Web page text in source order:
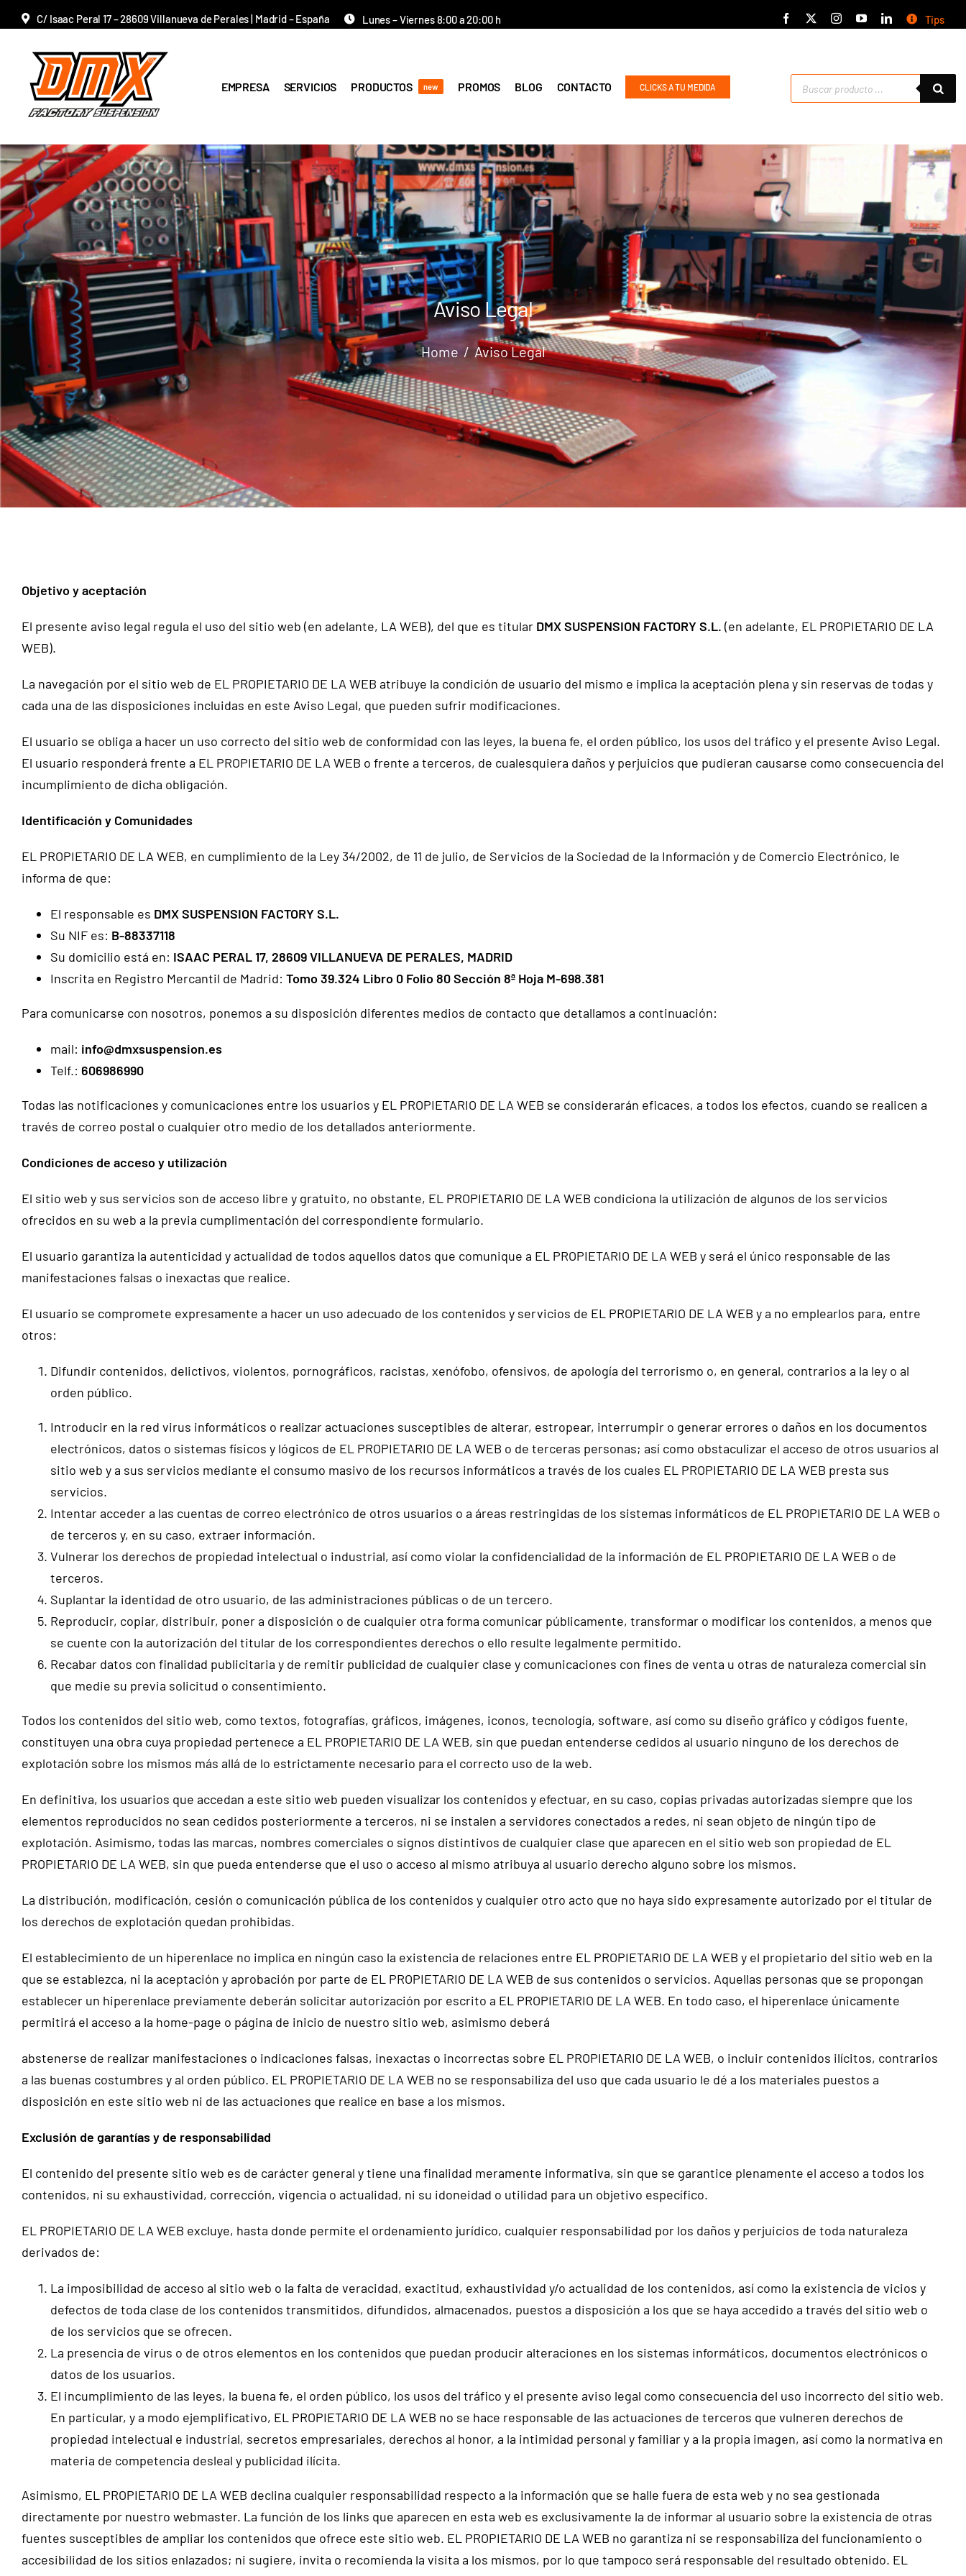
Saltar
al
contenido
C/ Isaac Peral 17 – 28609 Villanueva de Perales | Madrid – España Lunes – Viernes 8:00 a 20:00 h Tips
EMPRESA SERVICIOS PRODUCTOS new PROMOS BLOG CONTACTO CLICKS A TU MEDIDA
Búsqueda
de
productos
Aviso Legal
Home Aviso Legal
Objetivo y aceptación
El presente aviso legal regula el uso del sitio web (en adelante, LA WEB), del que es titular DMX SUSPENSION FACTORY S.L. (en adelante, EL PROPIETARIO DE LA
WEB).
La navegación por el sitio web de EL PROPIETARIO DE LA WEB atribuye la condición de usuario del mismo e implica la aceptación plena y sin reservas de todas y
cada una de las disposiciones incluidas en este Aviso Legal, que pueden sufrir modificaciones.
El usuario se obliga a hacer un uso correcto del sitio web de conformidad con las leyes, la buena fe, el orden público, los usos del tráfico y el presente Aviso Legal.
El usuario responderá frente a EL PROPIETARIO DE LA WEB o frente a terceros, de cualesquiera daños y perjuicios que pudieran causarse como consecuencia del
incumplimiento de dicha obligación.
Identificación y Comunidades
EL PROPIETARIO DE LA WEB, en cumplimiento de la Ley 34/2002, de 11 de julio, de Servicios de la Sociedad de la Información y de Comercio Electrónico, le
informa de que:
El responsable es DMX SUSPENSION FACTORY S.L.
Su NIF es: B-88337118
Su domicilio está en: ISAAC PERAL 17, 28609 VILLANUEVA DE PERALES, MADRID
Inscrita en Registro Mercantil de Madrid: Tomo 39.324 Libro 0 Folio 80 Sección 8ª Hoja M-698.381
Para comunicarse con nosotros, ponemos a su disposición diferentes medios de contacto que detallamos a continuación:
mail: info@dmxsuspension.es
Telf.: 606986990
Todas las notificaciones y comunicaciones entre los usuarios y EL PROPIETARIO DE LA WEB se considerarán eficaces, a todos los efectos, cuando se realicen a
través de correo postal o cualquier otro medio de los detallados anteriormente.
Condiciones de acceso y utilización
El sitio web y sus servicios son de acceso libre y gratuito, no obstante, EL PROPIETARIO DE LA WEB condiciona la utilización de algunos de los servicios
ofrecidos en su web a la previa cumplimentación del correspondiente formulario.
El usuario garantiza la autenticidad y actualidad de todos aquellos datos que comunique a EL PROPIETARIO DE LA WEB y será el único responsable de las
manifestaciones falsas o inexactas que realice.
El usuario se compromete expresamente a hacer un uso adecuado de los contenidos y servicios de EL PROPIETARIO DE LA WEB y a no emplearlos para, entre
otros:
Difundir contenidos, delictivos, violentos, pornográficos, racistas, xenófobo, ofensivos, de apología del terrorismo o, en general, contrarios a la ley o al
orden público.
Introducir en la red virus informáticos o realizar actuaciones susceptibles de alterar, estropear, interrumpir o generar errores o daños en los documentos
electrónicos, datos o sistemas físicos y lógicos de EL PROPIETARIO DE LA WEB o de terceras personas; así como obstaculizar el acceso de otros usuarios al
sitio web y a sus servicios mediante el consumo masivo de los recursos informáticos a través de los cuales EL PROPIETARIO DE LA WEB presta sus
servicios.
Intentar acceder a las cuentas de correo electrónico de otros usuarios o a áreas restringidas de los sistemas informáticos de EL PROPIETARIO DE LA WEB o
de terceros y, en su caso, extraer información.
Vulnerar los derechos de propiedad intelectual o industrial, así como violar la confidencialidad de la información de EL PROPIETARIO DE LA WEB o de
terceros.
Suplantar la identidad de otro usuario, de las administraciones públicas o de un tercero.
Reproducir, copiar, distribuir, poner a disposición o de cualquier otra forma comunicar públicamente, transformar o modificar los contenidos, a menos que
se cuente con la autorización del titular de los correspondientes derechos o ello resulte legalmente permitido.
Recabar datos con finalidad publicitaria y de remitir publicidad de cualquier clase y comunicaciones con fines de venta u otras de naturaleza comercial sin
que medie su previa solicitud o consentimiento.
Todos los contenidos del sitio web, como textos, fotografías, gráficos, imágenes, iconos, tecnología, software, así como su diseño gráfico y códigos fuente,
constituyen una obra cuya propiedad pertenece a EL PROPIETARIO DE LA WEB, sin que puedan entenderse cedidos al usuario ninguno de los derechos de
explotación sobre los mismos más allá de lo estrictamente necesario para el correcto uso de la web.
En definitiva, los usuarios que accedan a este sitio web pueden visualizar los contenidos y efectuar, en su caso, copias privadas autorizadas siempre que los
elementos reproducidos no sean cedidos posteriormente a terceros, ni se instalen a servidores conectados a redes, ni sean objeto de ningún tipo de
explotación. Asimismo, todas las marcas, nombres comerciales o signos distintivos de cualquier clase que aparecen en el sitio web son propiedad de EL
PROPIETARIO DE LA WEB, sin que pueda entenderse que el uso o acceso al mismo atribuya al usuario derecho alguno sobre los mismos.
La distribución, modificación, cesión o comunicación pública de los contenidos y cualquier otro acto que no haya sido expresamente autorizado por el titular de
los derechos de explotación quedan prohibidas.
El establecimiento de un hiperenlace no implica en ningún caso la existencia de relaciones entre EL PROPIETARIO DE LA WEB y el propietario del sitio web en la
que se establezca, ni la aceptación y aprobación por parte de EL PROPIETARIO DE LA WEB de sus contenidos o servicios. Aquellas personas que se propongan
establecer un hiperenlace previamente deberán solicitar autorización por escrito a EL PROPIETARIO DE LA WEB. En todo caso, el hiperenlace únicamente
permitirá el acceso a la home-page o página de inicio de nuestro sitio web, asimismo deberá
abstenerse de realizar manifestaciones o indicaciones falsas, inexactas o incorrectas sobre EL PROPIETARIO DE LA WEB, o incluir contenidos ilícitos, contrarios
a las buenas costumbres y al orden público. EL PROPIETARIO DE LA WEB no se responsabiliza del uso que cada usuario le dé a los materiales puestos a
disposición en este sitio web ni de las actuaciones que realice en base a los mismos.
Exclusión de garantías y de responsabilidad
El contenido del presente sitio web es de carácter general y tiene una finalidad meramente informativa, sin que se garantice plenamente el acceso a todos los
contenidos, ni su exhaustividad, corrección, vigencia o actualidad, ni su idoneidad o utilidad para un objetivo específico.
EL PROPIETARIO DE LA WEB excluye, hasta donde permite el ordenamiento jurídico, cualquier responsabilidad por los daños y perjuicios de toda naturaleza
derivados de:
La imposibilidad de acceso al sitio web o la falta de veracidad, exactitud, exhaustividad y/o actualidad de los contenidos, así como la existencia de vicios y
defectos de toda clase de los contenidos transmitidos, difundidos, almacenados, puestos a disposición a los que se haya accedido a través del sitio web o
de los servicios que se ofrecen.
La presencia de virus o de otros elementos en los contenidos que puedan producir alteraciones en los sistemas informáticos, documentos electrónicos o
datos de los usuarios.
El incumplimiento de las leyes, la buena fe, el orden público, los usos del tráfico y el presente aviso legal como consecuencia del uso incorrecto del sitio web.
En particular, y a modo ejemplificativo, EL PROPIETARIO DE LA WEB no se hace responsable de las actuaciones de terceros que vulneren derechos de
propiedad intelectual e industrial, secretos empresariales, derechos al honor, a la intimidad personal y familiar y a la propia imagen, así como la normativa en
materia de competencia desleal y publicidad ilícita.
Asimismo, EL PROPIETARIO DE LA WEB declina cualquier responsabilidad respecto a la información que se halle fuera de esta web y no sea gestionada
directamente por nuestro webmaster. La función de los links que aparecen en esta web es exclusivamente la de informar al usuario sobre la existencia de otras
fuentes susceptibles de ampliar los contenidos que ofrece este sitio web. EL PROPIETARIO DE LA WEB no garantiza ni se responsabiliza del funcionamiento o
accesibilidad de los sitios enlazados; ni sugiere, invita o recomienda la visita a los mismos, por lo que tampoco será responsable del resultado obtenido. EL